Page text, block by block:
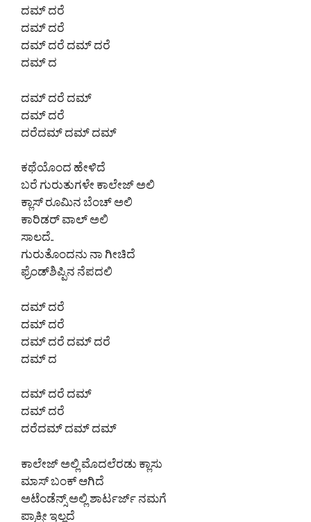
ದಮ್ ದರೆ
ದಮ್ ದರೆ
ದಮ್ ದರೆ ದಮ್ ದರೆ
ದಮ್ ದ
ದಮ್ ದರೆ ದಮ್
ದಮ್ ದರೆ
ದರೆದಮ್ ದಮ್ ದಮ್
ಕಥೆಯೊಂದ ಹೇಳಿದೆ
ಬರೆ ಗುರುತುಗಳೇ ಕಾಲೇಜ್ ಅಲಿ
ಕ್ಲಾಸ್ ರೂಮಿನ ಬೆಂಚ್ ಅಲಿ
ಕಾರಿಡರ್ ವಾಲ್ ಅಲಿ
ಸಾಲದೆ..
ಗುರುತೊಂದನು ನಾ ಗೀಚಿದೆ
ಫ್ರೆಂಡ್‌ಶಿಪ್ಪಿನ ನೆಪದಲಿ
ದಮ್ ದರೆ
ದಮ್ ದರೆ
ದಮ್ ದರೆ ದಮ್ ದರೆ
ದಮ್ ದ
ದಮ್ ದರೆ ದಮ್
ದಮ್ ದರೆ
ದರೆದಮ್ ದಮ್ ದಮ್
ಕಾಲೇಜ್ ಅಲ್ಲಿ ಮೊದಲೆರಡು ಕ್ಲಾಸು
ಮಾಸ್ ಬಂಕ್ ಆಗಿದೆ
ಅಟೆಂಡೆನ್ಸ್ ಅಲ್ಲಿ ಶಾರ್ಟರ್ಜ್ ನಮಗೆ